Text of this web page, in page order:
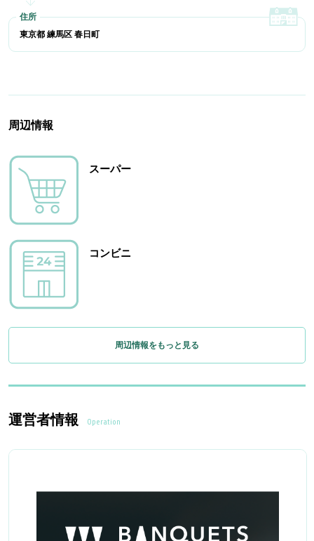
東京都 練馬区 春日町
周辺情報
スーパー
コンビニ
周辺情報をもっと見る
運営者情報 Operation